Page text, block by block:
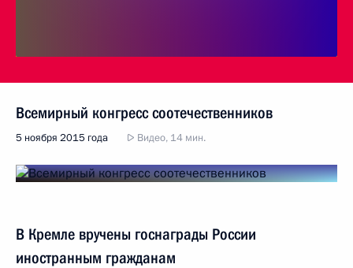
Всемирный конгресс соотечественников
5 ноября 2015 года Видео, 14 мин.
В Кремле вручены госнаграды России
иностранным гражданам